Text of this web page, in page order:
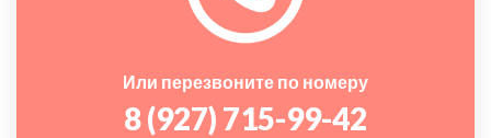
Или перезвоните по номеру
8 (927) 715-99-42